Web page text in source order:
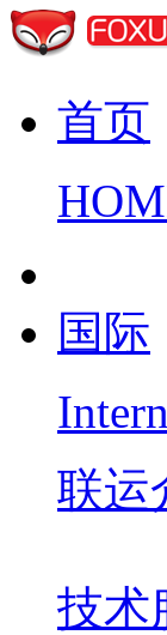
首页
国际
联运
技术